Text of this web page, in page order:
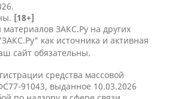
[18+]
ЗАКС.Ру на других
как источника и активная
сайт обязательны.
средства массовой
91043, выданное 10.03.2026